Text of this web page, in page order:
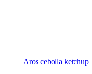
Aros cebolla ketchup